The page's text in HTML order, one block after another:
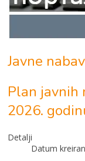
Javne
Plan javnih
2026.
Detalji
Datum